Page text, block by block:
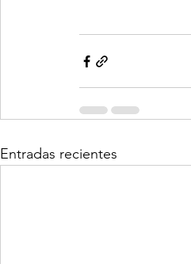
Entradas recientes